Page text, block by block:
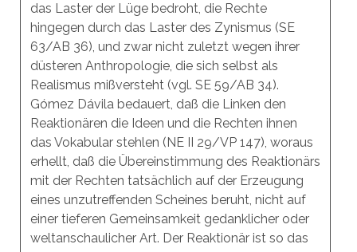
das Laster der Lüge bedroht, die Rechte
hingegen durch das Laster des Zynismus (SE
63/AB 36), und zwar nicht zuletzt wegen ihrer
düsteren Anthropologie, die sich selbst als
Realismus mißversteht (vgl. SE 59/AB 34).
Gómez Dávila bedauert, daß die Linken den
Reaktionären die Ideen und die Rechten ihnen
das Vokabular stehlen (NE II 29/VP 147), woraus
erhellt, daß die Übereinstimmung des Reaktionärs
mit der Rechten tatsächlich auf der Erzeugung
eines unzutreffenden Scheines beruht, nicht auf
einer tieferen Gemeinsamkeit gedanklicher oder
weltanschaulicher Art. Der Reaktionär ist so das